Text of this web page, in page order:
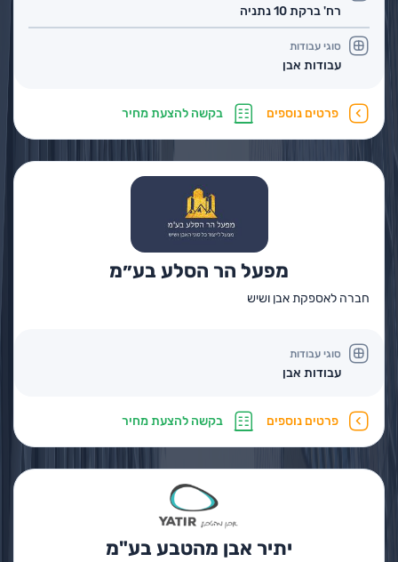
רח' ברקת 10 נתניה
סוגי עבודות
עבודות אבן
פרטים נוספים בקשה להצעת מחיר
מפעל הר הסלע בע״מ
חברה לאספקת אבן ושיש
סוגי עבודות
עבודות אבן
פרטים נוספים בקשה להצעת מחיר
יתיר אבן מהטבע בע"מ